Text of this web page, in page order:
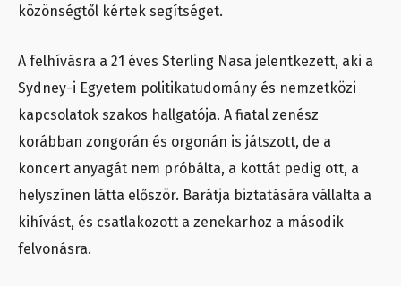
közönségtől kértek segítséget.
A felhívásra a 21 éves Sterling Nasa jelentkezett, aki a
Sydney-i Egyetem politikatudomány és nemzetközi
kapcsolatok szakos hallgatója. A fiatal zenész
korábban zongorán és orgonán is játszott, de a
koncert anyagát nem próbálta, a kottát pedig ott, a
helyszínen látta először. Barátja biztatására vállalta a
kihívást, és csatlakozott a zenekarhoz a második
felvonásra.